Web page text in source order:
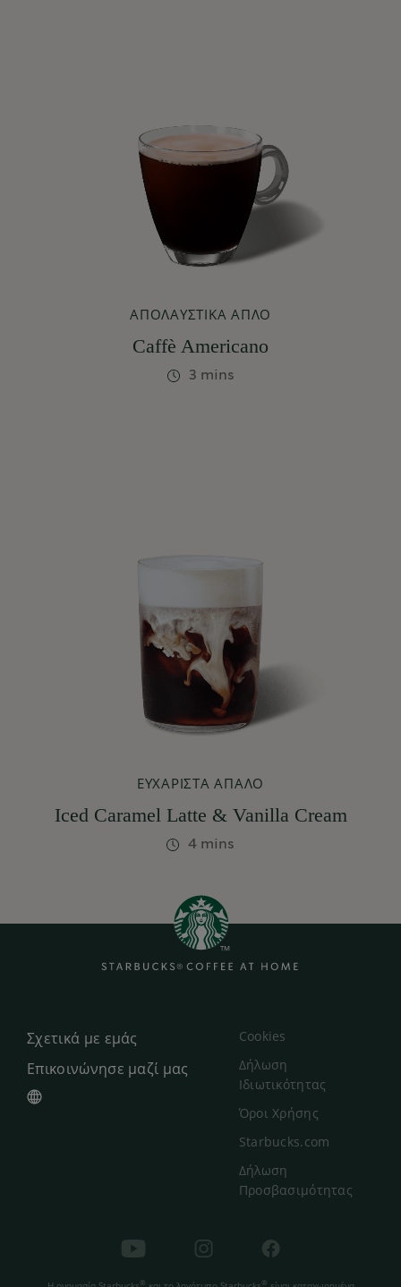
Caffè Americano
ΑΠΟΛΑΥΣΤΙΚΆ ΑΠΛΌ
3 mins
Iced Caramel Latte & Vanilla Cream
ΕΥΧΆΡΙΣΤΑ ΑΠΑΛΌ
4 mins
Σχετικά με εμάς
Επικοινώνησε μαζί μας
Cookies
Δήλωση
Ιδιωτικότητας
Όροι Χρήσης
Starbucks.com
Δήλωση
Προσβασιμότητας
® ®